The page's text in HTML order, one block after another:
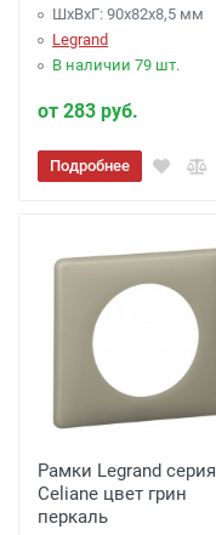
ШхВхГ: 90x82x8,5 мм
Legrand
В наличии 79 шт.
от 283 руб.
Подробнее
Рамки Legrand серия
Celiane цвет грин
перкаль